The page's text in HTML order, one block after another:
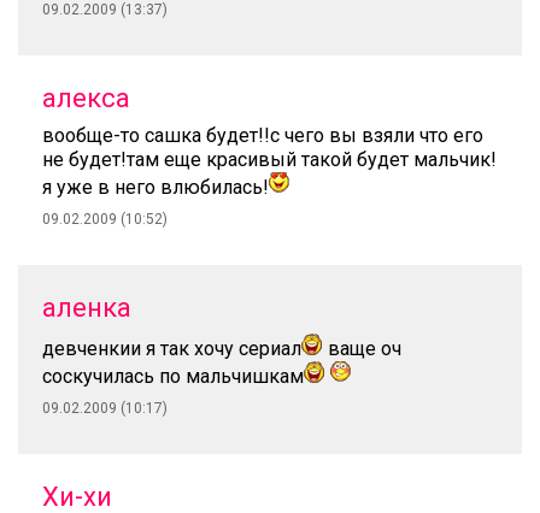
09.02.2009 (13:37)
алекса
вообще-то сашка будет!!с чего вы взяли что его
не будет!там еще красивый такой будет мальчик!
я уже в него влюбилась!
09.02.2009 (10:52)
аленка
девченкии я так хочу сериал
ваще оч
соскучилась по мальчишкам
09.02.2009 (10:17)
Хи-хи